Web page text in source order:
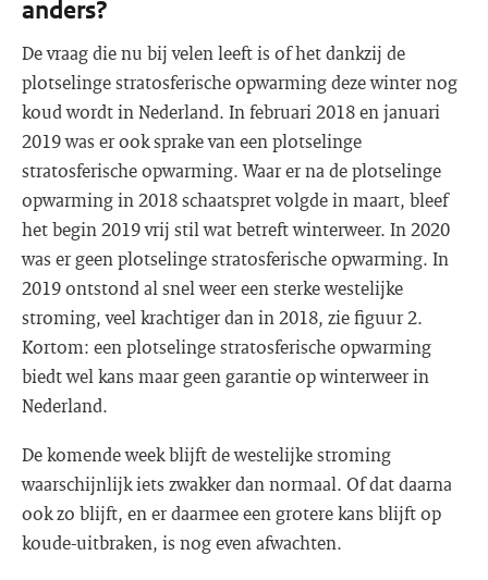
anders?
De vraag die nu bij velen leeft is of het dankzij de
plotselinge stratosferische opwarming deze winter nog
koud wordt in Nederland. In februari 2018 en januari
2019 was er ook sprake van een plotselinge
stratosferische opwarming. Waar er na de plotselinge
opwarming in 2018 schaatspret volgde in maart, bleef
het begin 2019 vrij stil wat betreft winterweer. In 2020
was er geen plotselinge stratosferische opwarming. In
2019 ontstond al snel weer een sterke westelijke
stroming, veel krachtiger dan in 2018, zie figuur 2.
Kortom: een plotselinge stratosferische opwarming
biedt wel kans maar geen garantie op winterweer in
Nederland.
De komende week blijft de westelijke stroming
waarschijnlijk iets zwakker dan normaal. Of dat daarna
ook zo blijft, en er daarmee een grotere kans blijft op
koude-uitbraken, is nog even afwachten.